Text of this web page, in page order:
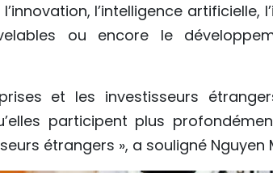
l’intelligence artificielle,
ou encore le
et les investisseurs
participent plus
étrangers », a souligné Nguyen